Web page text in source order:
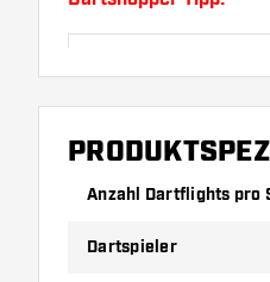
Probieren Sie eine
Dicke der Flights
Anzahl Dartflights pro
Dartspieler